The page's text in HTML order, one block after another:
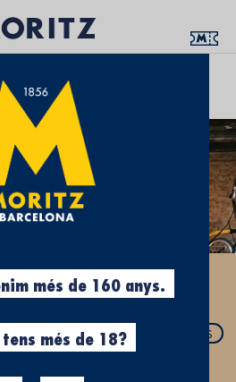
ELS REGALS AMB
cervesa
regals cervesers
més de 160 anys.
tens més de 18?